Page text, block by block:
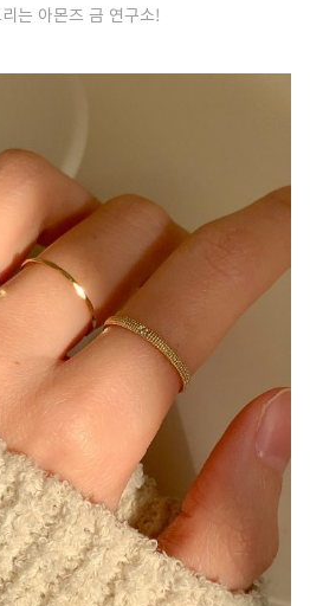
는 아몬즈 금 연구소!